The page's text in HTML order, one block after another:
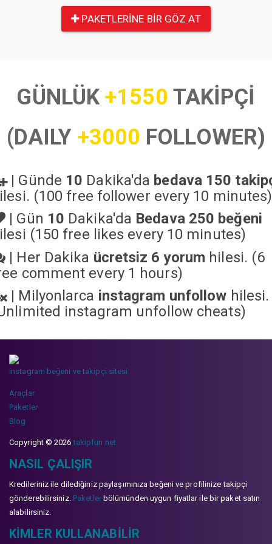
PAKETLERINE BIR GÖZ AT
GÜNLÜK+1550 TAKİPÇİ
(DAILY +3000 FOLLOWER)
| Günde 10 Dakika'da bedava 150
(100 free follower every 10 minutes)
| Gün 10 Dakika'da Bedava 250 beğeni
(150 free likes every 10 minutes)
| Her Dakika ücretsiz 6 yorum hilesi. (6
comment every 1 hours)
| Milyonlarca instagram unfollow hilesi.
instagram unfollow cheats)
instagram beğeni ve takipçi sitesi
Araçlar
Paketler
Blog
Copyright © 2026takipfun.net
NASIL ÇALIŞIR
Kredileriniz ile dilediğiniz paylaşımınıza beğeni ve profilinize takipçi
gönderebilirsiniz. Paketlerbölümünden uygun fiyatlar ile bir paket satın
alabilirsiniz.
KIMLER KULLANABILIR